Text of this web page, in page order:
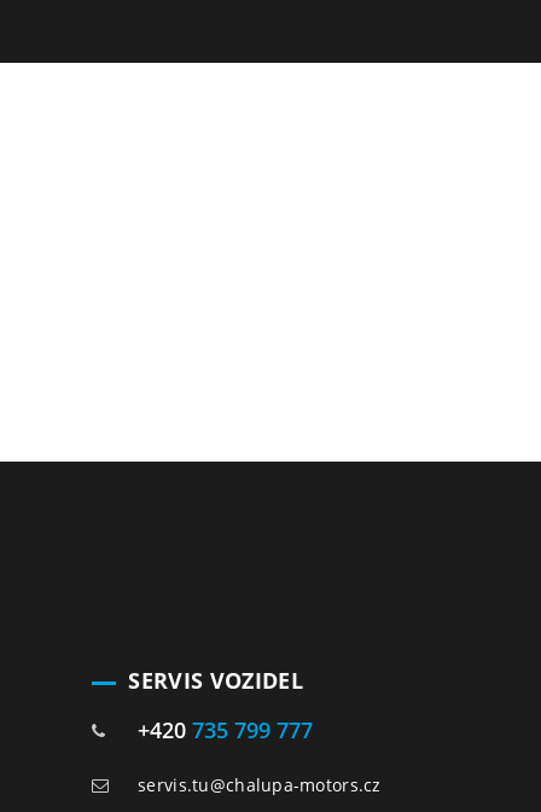
SERVIS VOZIDEL
+420 735 799 777
servis.tu@chalupa-motors.cz